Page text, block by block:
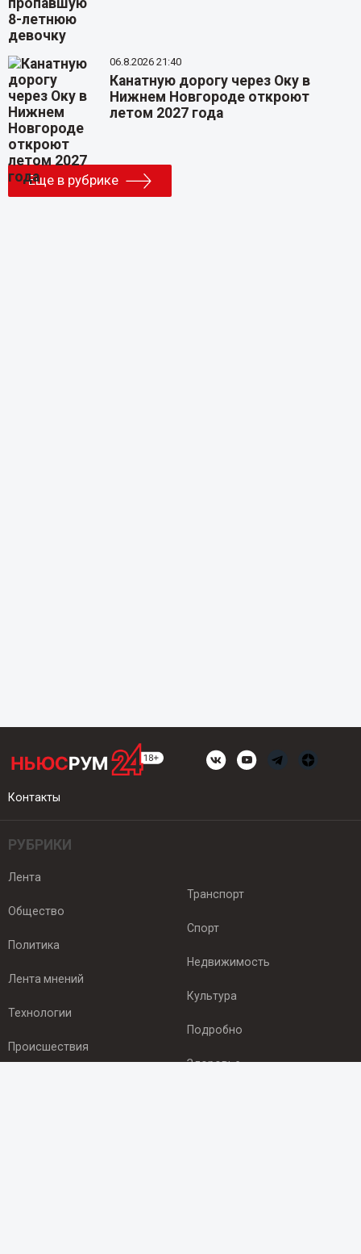
06.8.2026 21:40
Канатную дорогу через Оку в
Нижнем Новгороде откроют
летом 2027 года
Еще в рубрике
Контакты
РУБРИКИ
Лента
Общество
Политика
Лента мнений
Технологии
Происшествия
Транспорт
Спорт
Недвижимость
Культура
Подробно
Здоровье